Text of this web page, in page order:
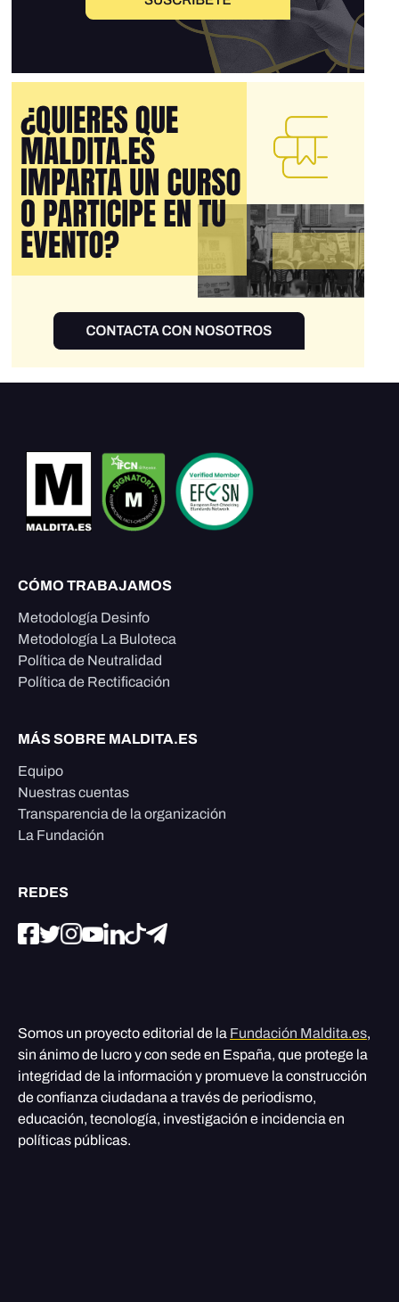
CÓMO TRABAJAMOS
Metodología Desinfo
Metodología La Buloteca
Política de Neutralidad
Política de Rectificación
MÁS SOBRE MALDITA.ES
Equipo
Nuestras cuentas
Transparencia de la organización
La Fundación
REDES
Somos un proyecto editorial de la Fundación Maldita.es,
sin ánimo de lucro y con sede en España, que protege la
integridad de la información y promueve la construcción
de confianza ciudadana a través de periodismo,
educación, tecnología, investigación e incidencia en
políticas públicas.